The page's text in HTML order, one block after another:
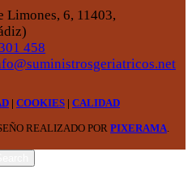
Limones, 6, 11403,
458
| COOKIES | CALIDAD
REALIZADO POR PIXERAMA